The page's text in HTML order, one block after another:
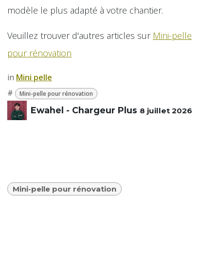
modèle le plus adapté à votre chantier.
Veuillez trouver d'autres articles sur Mini-pelle
pour rénovation
in ​Mini pelle
#
Mini-pelle pour rénovation
Ewahel - Chargeur Plus 8 juillet 2026
Mini-pelle pour rénovation